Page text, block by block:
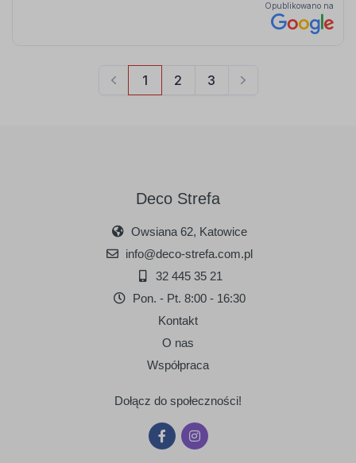
Deco Strefa
Owsiana 62, Katowice
info@deco-strefa.com.pl
32 445 35 21
Pon. - Pt. 8:00 - 16:30
Kontakt
O nas
Współpraca
Dołącz do społeczności!